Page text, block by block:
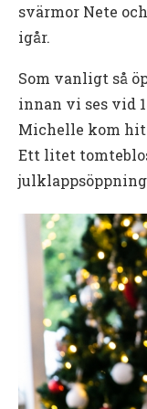
svärmor Nete
igår.
Som vanligt så
innan vi ses vid
Michelle kom
Ett litet